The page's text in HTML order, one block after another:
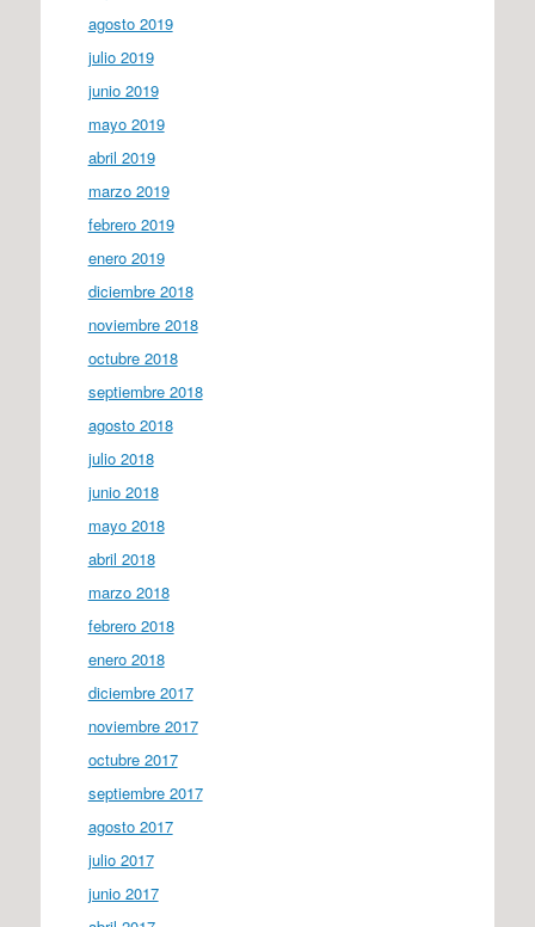
agosto 2019
julio 2019
junio 2019
mayo 2019
abril 2019
marzo 2019
febrero 2019
enero 2019
diciembre 2018
noviembre 2018
octubre 2018
septiembre 2018
agosto 2018
julio 2018
junio 2018
mayo 2018
abril 2018
marzo 2018
febrero 2018
enero 2018
diciembre 2017
noviembre 2017
octubre 2017
septiembre 2017
agosto 2017
julio 2017
junio 2017